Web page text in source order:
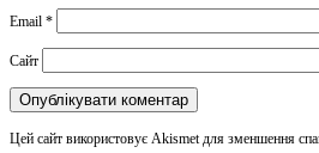
Email *
Сайт
Цей сайт використовує Akismet для зменшення